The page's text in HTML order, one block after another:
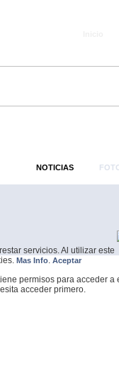
servicios. Al utilizar este
Mas Info. Aceptar
NOTICIAS
permisos para acceder a
acceder primero.